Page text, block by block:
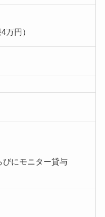
万円）
びにモニター貸与